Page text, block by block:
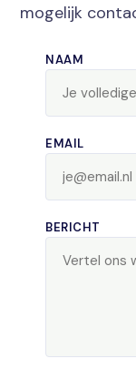
mogelijk
NAAM
EMAIL
BERICHT